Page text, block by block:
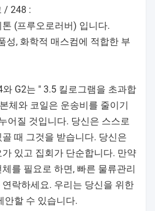
리미터 32 밀리미터
/ 248 :
(프루오로러버) 입니다.
성, 화학적 매스컴에 적합한 부
G2는 " 3.5 킬로그램을 초과합
체와 코일은 운송비를 줄이기
어질 것입니다. 당신은 스스로
때 그것을 받습니다. 당신은
있고 집회가 단순합니다. 만약
를 필요로 하면, 빠른 물류관리
락하세요. 우리는 당신을 위한
안할 수 있습니다.